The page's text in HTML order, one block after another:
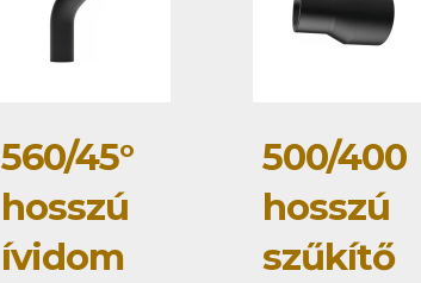
560/45°
hosszú
ívidom
500/400
hosszú
szűkítő